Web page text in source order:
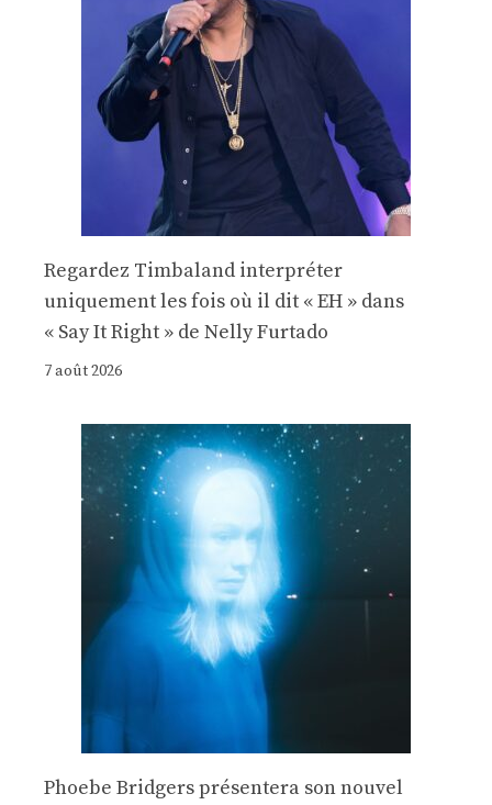
Regardez Timbaland interpréter
uniquement les fois où il dit « EH » dans
« Say It Right » de Nelly Furtado
7 août 2026
Phoebe Bridgers présentera son nouvel